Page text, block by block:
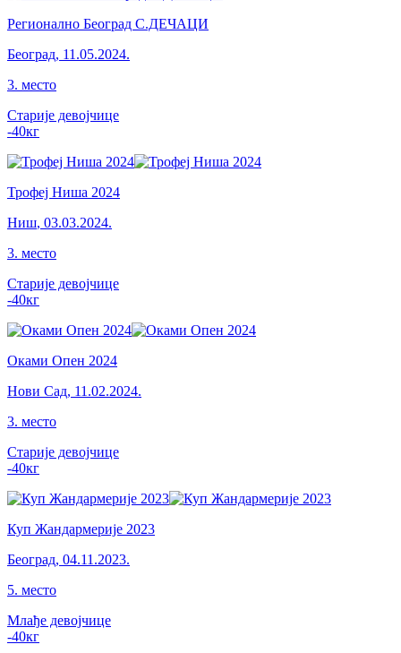
Регионално Београд С.ДЕЧАЦИ
Београд, 11.05.2024.
3. место
Старије девојчице
-40кг
Трофеј Ниша 2024
Ниш, 03.03.2024.
3. место
Старије девојчице
-40кг
Оками Опен 2024
Нови Сад, 11.02.2024.
3. место
Старије девојчице
-40кг
Куп Жандармерије 2023
Београд, 04.11.2023.
5. место
Млађе девојчице
-40кг